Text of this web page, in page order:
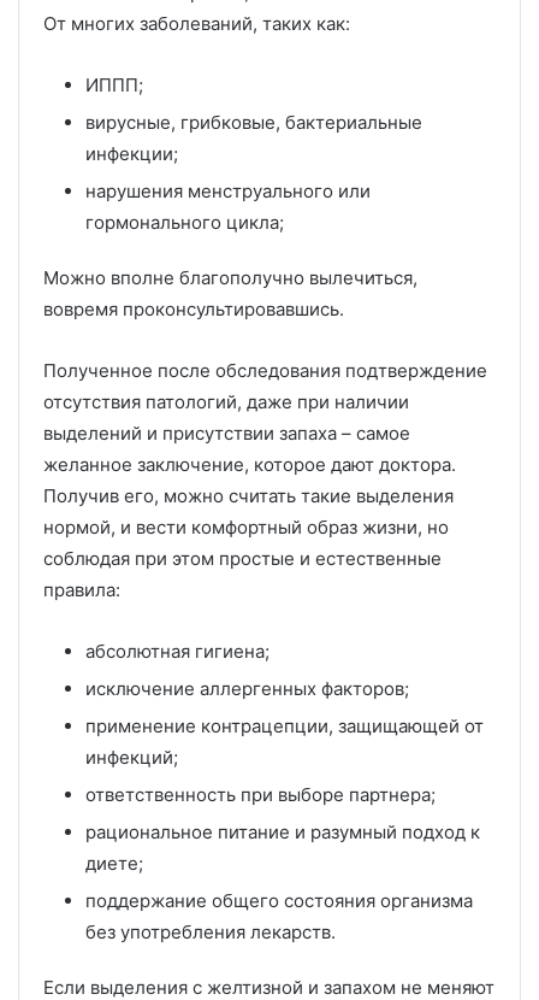
От многих заболеваний, таких как:
ИППП;
вирусные, грибковые, бактериальные
инфекции;
нарушения менструального или
гормонального цикла;
Можно вполне благополучно вылечиться,
вовремя проконсультировавшись.
Полученное после обследования подтверждение
отсутствия патологий, даже при наличии
выделений и присутствии запаха – самое
желанное заключение, которое дают доктора.
Получив его, можно считать такие выделения
нормой, и вести комфортный образ жизни, но
соблюдая при этом простые и естественные
правила:
абсолютная гигиена;
исключение аллергенных факторов;
применение контрацепции, защищающей от
инфекций;
ответственность при выборе партнера;
рациональное питание и разумный подход к
диете;
поддержание общего состояния организма
без употребления лекарств.
Если выделения с желтизной и запахом не меняют